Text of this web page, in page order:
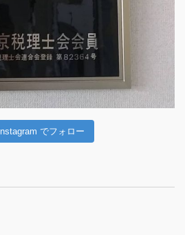
Instagram でフォロー